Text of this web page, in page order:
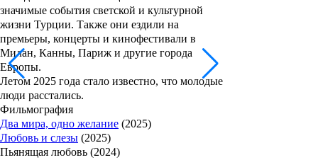
значимые события светской и культурной
жизни Турции. Также они ездили на
премьеры, концерты и кинофестивали в
Милан, Канны, Париж и другие города
Европы.
Летом 2025 года стало известно, что молодые
люди расстались.
Фильмография
Два мира, одно желание (2025)
Любовь и слезы (2025)
Пьянящая любовь (2024)